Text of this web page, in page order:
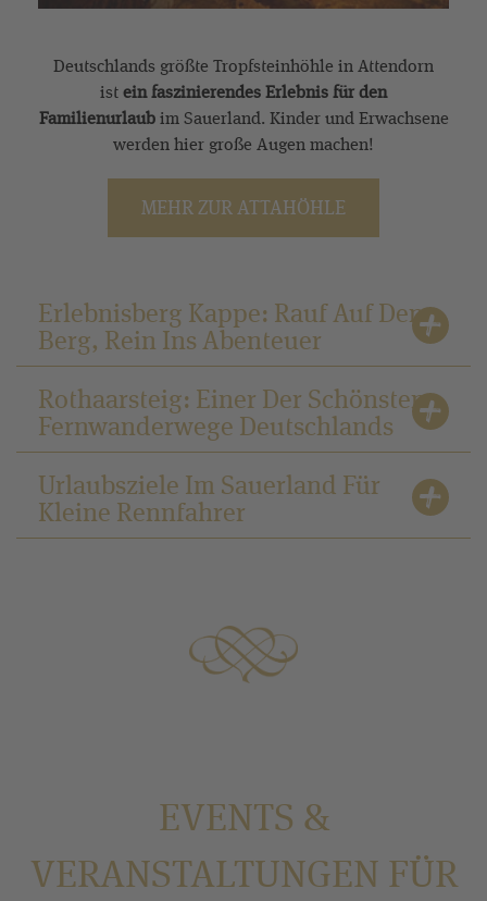
Deutschlands größte Tropfsteinhöhle in Attendorn
istein faszinierendes Erlebnis für den
Familienurlaubim Sauerland. Kinder und Erwachsene
werden hier große Augen machen!
MEHR ZUR ATTAHÖHLE
Erlebnisberg Kappe: Rauf Auf Den
Berg, Rein Ins Abenteuer
Rothaarsteig: Einer Der Schönsten
Fernwanderwege Deutschlands
Urlaubsziele Im Sauerland Für
Kleine Rennfahrer
EVENTS &
VERANSTALTUNGEN FÜR